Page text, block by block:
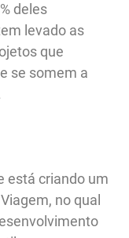
deles
levado as
que
se somem a
está criando um
no qual